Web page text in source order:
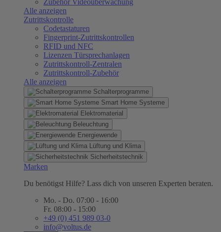
Zubehör Videoüberwachung
Alle anzeigen
Zutrittskontrolle
Codetastaturen
Fingerprint-Zutrittskontrollen
RFID und NFC
Lizenzen Türsprechanlagen
Zutrittskontroll-Zentralen
Zutrittskontroll-Zubehör
Alle anzeigen
Schalterprogramme
Smart Home Systeme
Elektromaterial
Beleuchtung
Energiewende
Lüftung und Klima
Sicherheitstechnik
Marken
Du benötigst Hilfe? Lass dich von unseren Experten beraten.
Mo. - Do. 07:00 - 16:00
Fr. 08:00 - 15:00
+49 (0) 451 989 03-0
info@voltus.de